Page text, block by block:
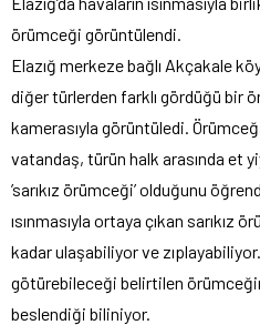
örümceği görüntülendi.
Elazığ merkeze bağlı Akçakale
diğer türlerden farklı gördüğü bir
kamerasıyla görüntüledi.
vatandaş, türün halk arasında et
’sarıkız örümceği’ olduğunu
ısınmasıyla ortaya çıkan sarıkız
kadar ulaşabiliyor ve
götürebileceği belirtilen
beslendiği biliniyor.